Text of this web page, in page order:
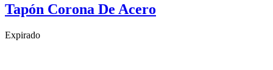
Tapón Corona De Acero
Expirado